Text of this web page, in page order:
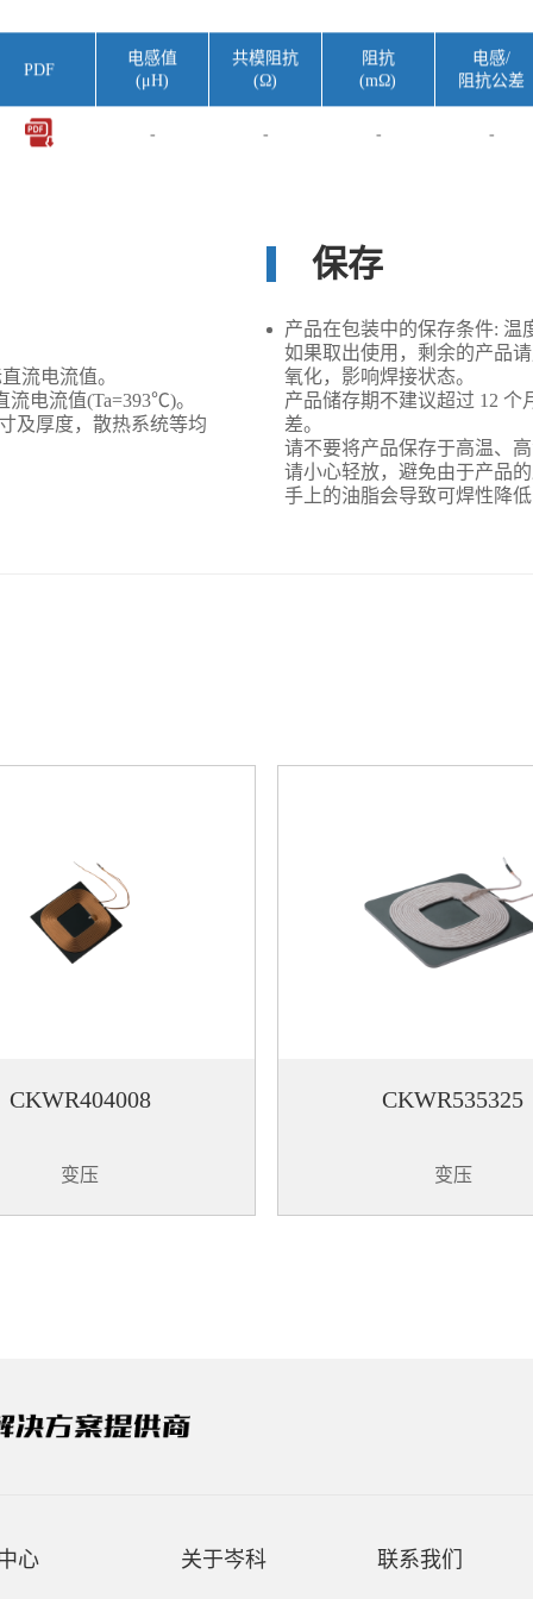
PDF
电感值
(μH)
共模阻抗
(Ω)
阻抗
(mΩ)
电感/
阻抗公差
- - - -
流电流值。
电流值(Ta=393℃)。
及厚度，散热系统等均
保存
产品在包装中的保存条件: 温
如果取出使用，剩余的产品
氧化，影响焊接状态。
产品储存期不建议超过 12
差。
请不要将产品保存于高温、
请小心轻放，避免由于产品
手上的油脂会导致可焊性降
CKWR404008
变压
CKWR535325
变压
心 关于岑科 联系我们